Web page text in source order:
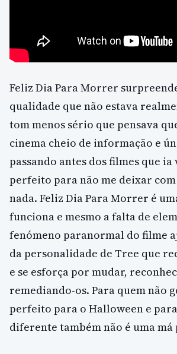
Feliz Dia Para Morrer
qualidade que não estava
tom menos sério que pensava
cinema cheio de informação e
passando antes dos filmes que
perfeito para não me deixar
nada. Feliz Dia Para Morrer é
funciona e mesmo a falta de
fenómeno paranormal do filme
da personalidade de Tree que
e se esforça por mudar,
remediando-os. Para quem não
perfeito para o Halloween e
diferente também não é uma